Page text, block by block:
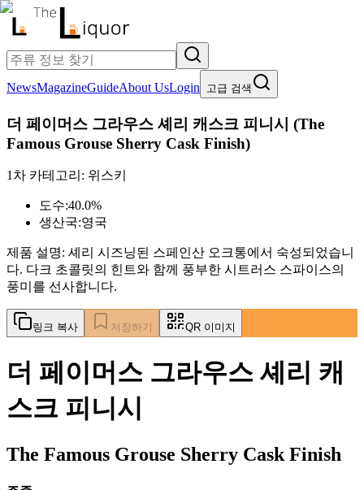
NewsMagazineGuideAbout UsLogin 고급 검색
더 페이머스 그라우스 셰리 캐스크 피니시 (The
Famous Grouse Sherry Cask Finish)
1차 카테고리: 위스키
도수:40.0%
생산국:영국
제품 설명: 셰리 시즈닝된 스페인산 오크통에서 숙성되었습니
다. 다크 초콜릿의 힌트와 함께 풍부한 시트러스 스파이스의
풍미를 선사합니다.
링크 복사 저장하기 QR 이미지
더 페이머스 그라우스 셰리 캐
스크 피니시
The Famous Grouse Sherry Cask Finish